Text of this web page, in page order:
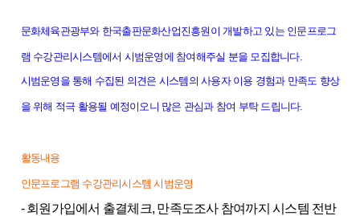
문화체육관광부와 한국출판문화산업진흥원이 개발하고 있는 인문프로그
램 수강관리시스템에서 시범운영에 참여해주실 분을 모집합니다.
시범운영을 통해 수집된 의견은 시스템의 사용자 이용 경험과 만족도 향상
을 위해 적극 활용될 예정이오니 많은 관심과 참여 부탁 드립니다.
활동내용
인문프로그램 수강관리시스템 시범운영
- 회원가입에서 출결체크, 만족도조사 참여까지 시스템 전반